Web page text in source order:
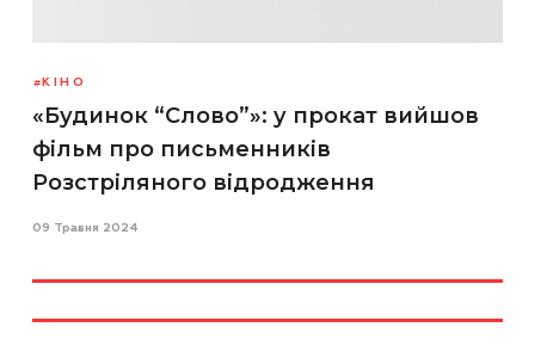
КІНО
«Будинок “Слово”»: у прокат вийшов
фільм про письменників
Розстріляного відродження
09 Травня 2024